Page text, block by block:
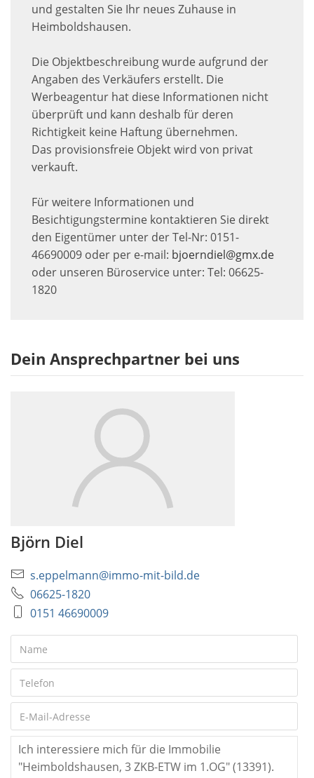
und gestalten Sie Ihr neues Zuhause in
Heimboldshausen.
Die Objektbeschreibung wurde aufgrund der
Angaben des Verkäufers erstellt. Die
Werbeagentur hat diese Informationen nicht
überprüft und kann deshalb für deren
Richtigkeit keine Haftung übernehmen.
Das provisionsfreie Objekt wird von privat
verkauft.
Für weitere Informationen und
Besichtigungstermine kontaktieren Sie direkt
den Eigentümer unter der Tel-Nr: 0151-
46690009 oder per e-mail: bjoerndiel@gmx.de
oder unseren Büroservice unter: Tel: 06625-
1820
Dein Ansprechpartner bei uns
Björn Diel
s.eppelmann@immo-mit-bild.de
06625-1820
0151 46690009